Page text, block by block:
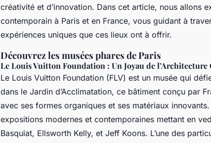
créativité et d’innovation. Dans cet article, nous allons
contemporain à Paris et en France, vous guidant à
expériences uniques que ces lieux ont à offrir.
Découvrez les musées phares de Paris
Le Louis Vuitton Foundation : Un Joyau de
Le Louis Vuitton Foundation (FLV) est un musée qui
dans le Jardin d’Acclimatation, ce bâtiment conçu par
avec ses formes organiques et ses matériaux
expositions modernes et contemporaines mettant en
Basquiat, Ellsworth Kelly, et Jeff Koons. L’une des